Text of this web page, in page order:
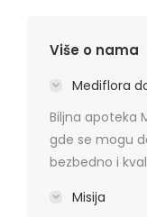
Više o nama
Mediflora
Biljna apoteka
gde se mogu
bezbedno i
Misija